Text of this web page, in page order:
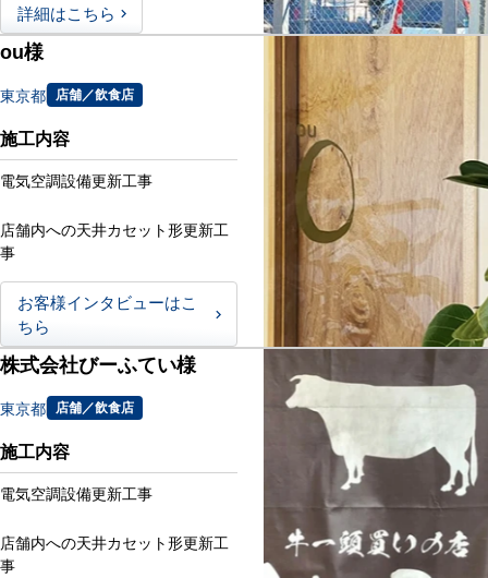
詳細はこちら
ou様
東京都 店舗／飲食店
施工内容
電気空調設備更新工事
店舗内への天井カセット形更新工
事
お客様インタビューはこ
ちら
株式会社びーふてい様
東京都 店舗／飲食店
施工内容
電気空調設備更新工事
店舗内への天井カセット形更新工
事